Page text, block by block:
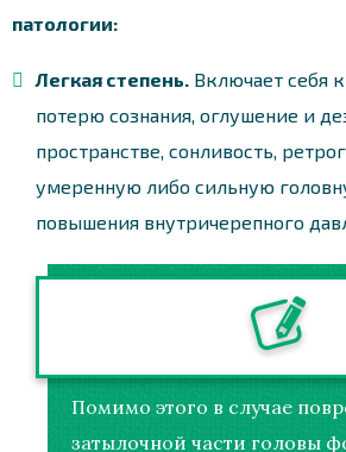
патологии:
Легкая степень. Включает себя
потерю сознания, оглушение и
пространстве, сонливость,
умеренную либо сильную
повышения внутричерепного
Помимо этого в случае
затылочной части головы